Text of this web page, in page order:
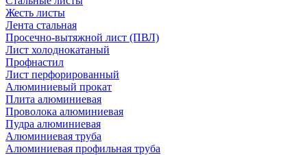
Жесть листы
Лента стальная
Просечно-вытяжной лист (ПВЛ)
Лист холоднокатаный
Профнастил
Лист перфорированный
Алюминиевый прокат
Плита алюминиевая
Проволока алюминиевая
Пудра алюминиевая
Алюминиевая труба
Алюминиевая профильная труба